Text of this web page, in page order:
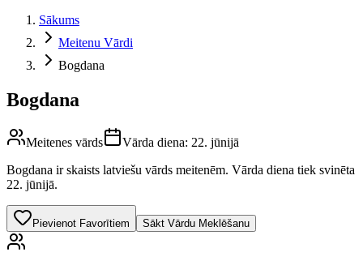
Sākums
Meitenu Vārdi
Bogdana
Bogdana
Meitenes vārds Vārda diena: 22. jūnijā
Bogdana ir skaists latviešu vārds meitenēm. Vārda diena tiek svinēta
22. jūnijā.
Pievienot Favorītiem Sākt Vārdu Meklēšanu